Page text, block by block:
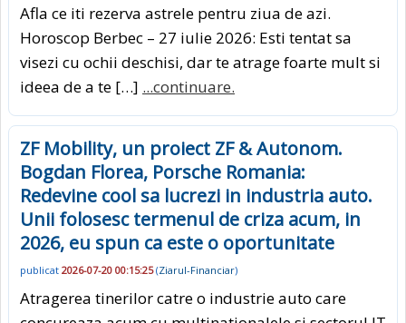
Afla ce iti rezerva astrele pentru ziua de azi.
Horoscop Berbec – 27 iulie 2026: Esti tentat sa
visezi cu ochii deschisi, dar te atrage foarte mult si
ideea de a te […] ...continuare.
ZF Mobility, un proiect ZF & Autonom.
Bogdan Florea, Porsche Romania:
Redevine cool sa lucrezi in industria auto.
Unii folosesc termenul de criza acum, in
2026, eu spun ca este o oportunitate
publicat 2026-07-20 00:15:25(Ziarul-Financiar)
Atragerea tinerilor catre o industrie auto care